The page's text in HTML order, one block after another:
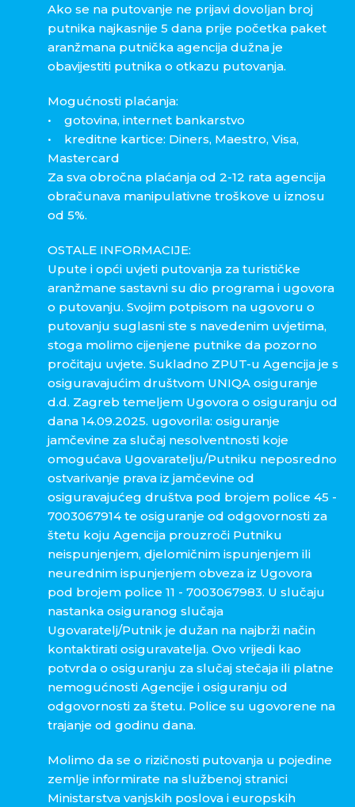
Ako se na putovanje ne prijavi dovoljan broj
putnika najkasnije 5 dana prije početka paket
aranžmana putnička agencija dužna je
obavijestiti putnika o otkazu putovanja.
Mogućnosti plaćanja:
• gotovina, internet bankarstvo
• kreditne kartice: Diners, Maestro, Visa,
Mastercard
Za sva obročna plaćanja od 2-12 rata agencija
obračunava manipulativne troškove u iznosu
od 5%.
OSTALE INFORMACIJE:
Upute i opći uvjeti putovanja za turističke
aranžmane sastavni su dio programa i ugovora
o putovanju. Svojim potpisom na ugovoru o
putovanju suglasni ste s navedenim uvjetima,
stoga molimo cijenjene putnike da pozorno
pročitaju uvjete. Sukladno ZPUT-u Agencija je s
osiguravajućim društvom UNIQA osiguranje
d.d. Zagreb temeljem Ugovora o osiguranju od
dana 14.09.2025. ugovorila: osiguranje
jamčevine za slučaj nesolventnosti koje
omogućava Ugovaratelju/Putniku neposredno
ostvarivanje prava iz jamčevine od
osiguravajućeg društva pod brojem police 45 -
7003067914 te osiguranje od odgovornosti za
štetu koju Agencija prouzroči Putniku
neispunjenjem, djelomičnim ispunjenjem ili
neurednim ispunjenjem obveza iz Ugovora
pod brojem police 11 - 7003067983. U slučaju
nastanka osiguranog slučaja
Ugovaratelj/Putnik je dužan na najbrži način
kontaktirati osiguravatelja. Ovo vrijedi kao
potvrda o osiguranju za slučaj stečaja ili platne
nemogućnosti Agencije i osiguranju od
odgovornosti za štetu. Police su ugovorene na
trajanje od godinu dana.
Molimo da se o rizičnosti putovanja u pojedine
zemlje informirate na službenoj stranici
Ministarstva vanjskih poslova i europskih